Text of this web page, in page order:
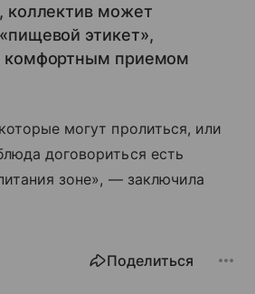
коллектив может
этикет»,
комфортным приемом
могут пролиться, или
договориться есть
зоне», — заключила
Поделиться